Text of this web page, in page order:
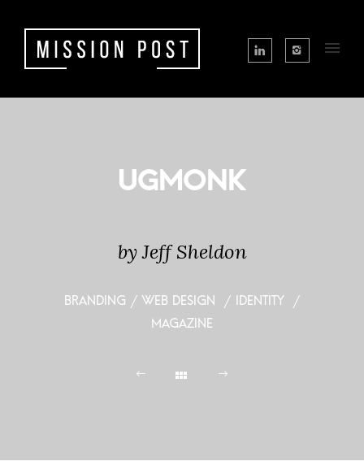
by Jeff Sheldon